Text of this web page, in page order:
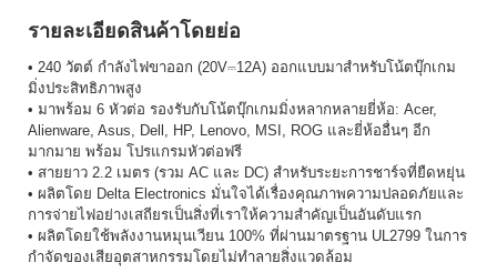
รายละเอียดสินค้าโดยย่อ
• 240 วัตต์ กำลังไฟขาออก (20V⎓12A) ออกแบบมาสำหรับโน้ตบุ๊กเกม
มิ่งประสิทธิภาพสูง
• มาพร้อม 6 หัวต่อ รองรับกับโน้ตบุ๊กเกมมิ่งหลากหลายยี่ห้อ: Acer,
Alienware, Asus, Dell, HP, Lenovo, MSI, ROG และยี่ห้ออื่นๆ อีก
มากมาย พร้อม โปรแกรมหัวต่อฟรี
• สายยาว 2.2 เมตร (รวม AC และ DC) สำหรับระยะการชาร์จที่ยืดหยุ่น
• ผลิตโดย Delta Electronics มั่นใจได้เรื่องคุณภาพความปลอดภัยและ
การจ่ายไฟอย่างเสถียรเป็นสิ่งที่เราให้ความสำคัญเป็นอันดับแรก
• ผลิตโดยใช้พลังงานหมุนเวียน 100% ที่ผ่านมาตรฐาน UL2799 ในการ
กำจัดของเสียอุตสาหกรรมโดยไม่ทำลายสิ่งแวดล้อม